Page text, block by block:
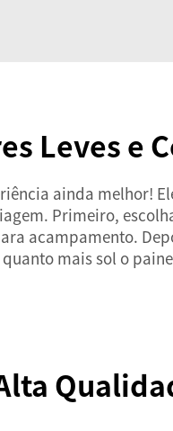
Leves e
ainda melhor!
Primeiro,
acampamento.
mais sol o